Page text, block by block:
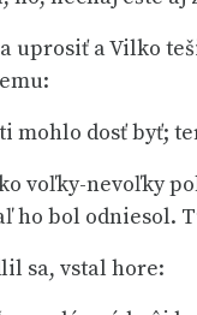
uprosiť a Vilko
mohlo dosť byť;
voľky-nevoľky
ho bol odniesol.
sa, vstal hore: